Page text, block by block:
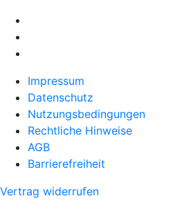
Impressum
Datenschutz
Nutzungsbedingungen
Rechtliche Hinweise
AGB
Barrierefreiheit
Vertrag widerrufen